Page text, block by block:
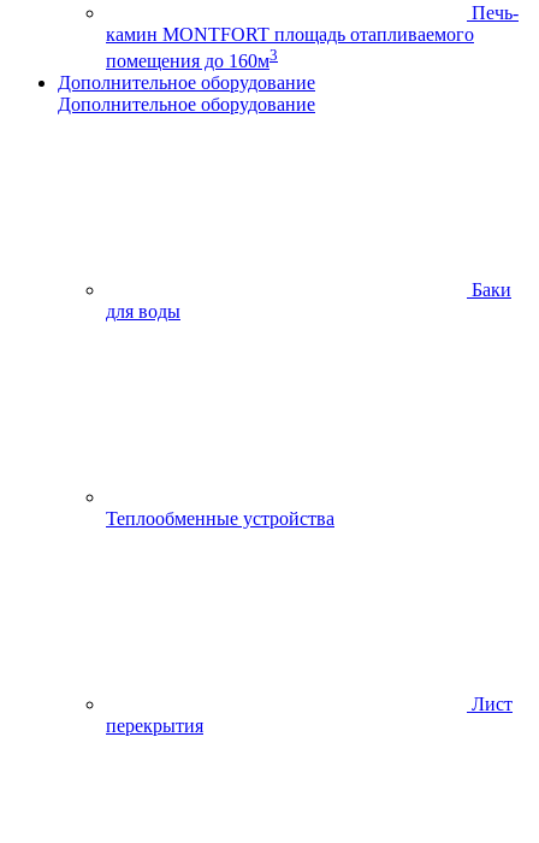
Печь-
камин MONTFORT площадь отапливаемого
помещения до 160м3
Дополнительное оборудование
Дополнительное оборудование
Баки
для воды
Теплообменные устройства
Лист
перекрытия